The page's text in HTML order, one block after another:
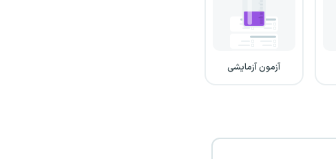
آزمون آزمایشی